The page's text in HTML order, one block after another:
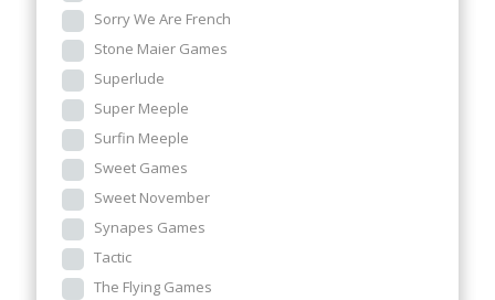
Sorry We Are French
Stone Maier Games
Superlude
Super Meeple
Surfin Meeple
Sweet Games
Sweet November
Synapes Games
Tactic
The Flying Games